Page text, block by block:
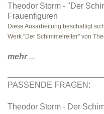
Theodor Storm - "Der
Frauenfiguren
Diese Ausarbeitung beschäftigt
Werk "Der Schimmelreiter" von
mehr...
PASSENDE FRAGEN:
Theodor Storm - Der